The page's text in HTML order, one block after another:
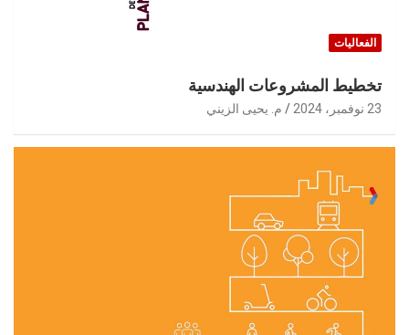
الفعاليات
تخطيط المشروعات الهندسية
23 نوفمبر، 2024 م. يحيى الزيني